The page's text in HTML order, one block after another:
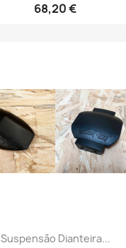
68,20 €
Suspensão Dianteira...